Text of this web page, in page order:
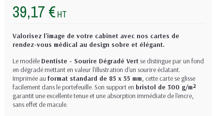
39,17 € HT
Valorisez l'image de votre cabinet avec nos cartes de
rendez-vous médical au design sobre et élégant.
Le modèle Dentiste - Sourire Dégradé Vert se distingue par un fond
en dégradé mettant en valeur l'illustration d'un sourire éclatant.
Imprimée au format standard de 85 x 55 mm, cette carte se glisse
facilement dans le portefeuille. Son support en bristol de 300 g/m²
garantit une excellente tenue et une absorption immédiate de l'encre,
sans effet de macule.